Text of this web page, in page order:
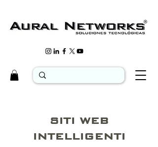
SITI WEB
INTELLIGENTI